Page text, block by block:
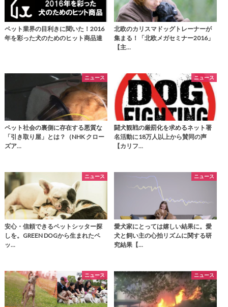
ペット業界の目利きに聞いた！2016
年を彩った犬のためのヒット商品達
北欧のカリスマドッグトレーナーが
集まる！「北欧メガセミナー2016」
【主…
ニュース
ペット社会の裏側に存在する悪質な
「引き取り屋」とは？（NHK クロー
ズア…
ニュース
闘犬観戦の厳罰化を求めるネット署
名活動に18万人以上から賛同の声
【カリフ…
ニュース
安心・信頼できるペットシッター探
しを。GREEN DOGから生まれたペ
ッ…
ニュース
愛犬家にとっては嬉しい結果に。愛
犬と飼い主の心拍リズムに関する研
究結果【…
ニュース ニュース